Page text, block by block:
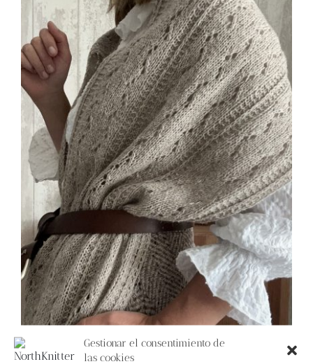
Gestionar el consentimiento de
las cookies
Blog
Contacto
Newsletter
Carrito
Mi cuenta